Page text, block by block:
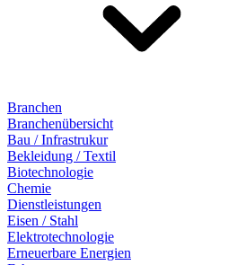
Branchen
Branchenübersicht
Bau / Infrastrukur
Bekleidung / Textil
Biotechnologie
Chemie
Dienstleistungen
Eisen / Stahl
Elektrotechnologie
Erneuerbare Energien